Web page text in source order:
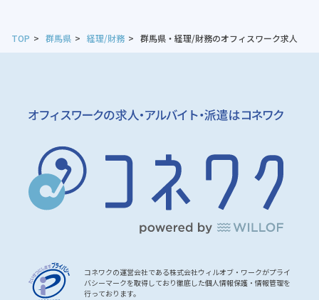
TOP 群馬県 経理/財務 群馬県・経理/財務のオフィスワーク求人
コネワクの運営会社である株式会社ウィルオブ・ワークがプライ
バシーマークを取得しており徹底した個人情報保護・情報管理を
行っております。